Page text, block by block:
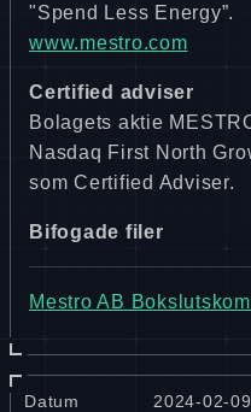
"Spend Less Energy”.
www.mestro.com
Certified adviser
Bolagets aktie
Nasdaq First North
som Certified Adviser.
Bifogade filer
Mestro AB
Datum
2024-02-